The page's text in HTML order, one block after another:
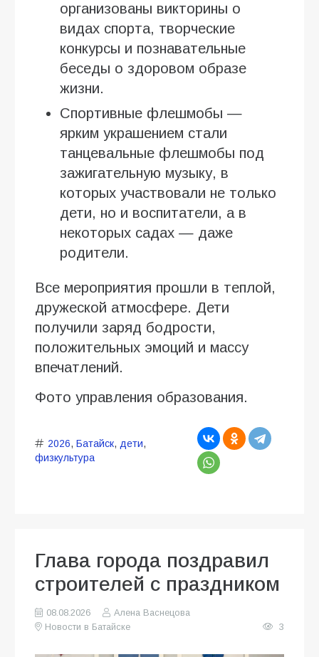
организованы викторины о
видах спорта, творческие
конкурсы и познавательные
беседы о здоровом образе
жизни.
Спортивные флешмобы —
ярким украшением стали
танцевальные флешмобы под
зажигательную музыку, в
которых участвовали не только
дети, но и воспитатели, а в
некоторых садах — даже
родители.
Все мероприятия прошли в теплой,
дружеской атмосфере. Дети
получили заряд бодрости,
положительных эмоций и массу
впечатлений.
Фото управления образования.
2026, Батайск, дети,
физкультура
Глава города поздравил
строителей с праздником
08.08.2026
Алена Васнецова
Новости в Батайске
3